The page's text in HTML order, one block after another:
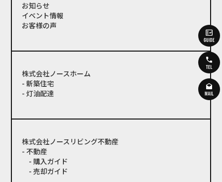
お知らせ
イベント情報
お客様の声
株式会社ノースホーム
- 新築住宅
- 灯油配達
株式会社ノースリビング不動産
- 不動産
- 購入ガイド
- 売却ガイド